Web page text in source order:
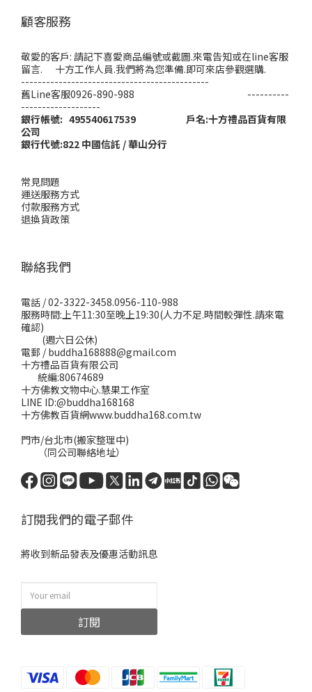
顧客服務
敬愛的客戶: 請記下喜愛商品編號或截圖.來電告知或在line客服
留言. 十方工作人員.我們將為您準備.即可來店參觀選購.
---------------------------------------------
舊Line客服0926-890-988 ----------
-------------------
銀行帳號: 495540617539 戶名:十方禮品百貨有限
公司
銀行代號:822 中國信託 / 華山分行
常見問題
運送服務方式
付款服務方式
退換貨政策
聯絡我們
電話 / 02-3322-3458.0956-110-988
服務時間:上午11:30至晚上19:30(人力不足.時間較彈性.請來電
確認)
(週六日公休)
電郵 / buddha168888@gmail.com
十方禮品百貨有限公司
統編:80674689
十方佛教文物中心.慧果工作室
LINE ID:@buddha168168
十方佛教百貨網www.buddha168.com.tw
門市/台北市(搬家整理中)
（同公司聯絡地址）
訂閱我們的電子郵件
將收到新品發表及優惠活動訊息
訂閱